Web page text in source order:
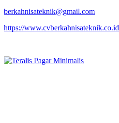
berkahnisateknik@gmail.com
https://www.cvberkahnisateknik.co.id